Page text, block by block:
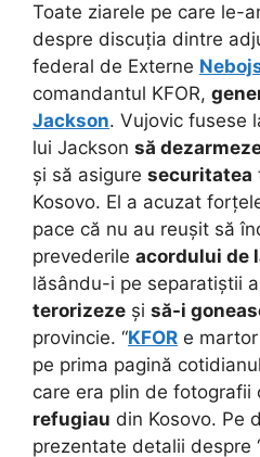
Toate ziarele pe care le-
despre discuția dintre
federal de Externe
comandantul KFOR,
Jackson. Vujovic fusese
lui Jackson să
și să asigure securitatea
Kosovo. El a acuzat
pace că nu au reușit să
prevederile acordului de
lăsându-i pe separatiștii
terorizeze și să-i
provincie. “KFOR e
pe prima pagină
care era plin de fotografii
refugiau din Kosovo. Pe
prezentate detalii despre